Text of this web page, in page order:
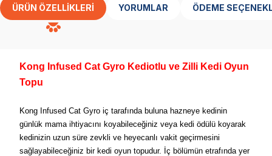
ÜRÜN ÖZELLIKLERI YORUMLAR ÖDEME
Kong Infused Cat Gyro Kediotlu ve Zilli Kedi Oyun
Topu
Kong Infused Cat Gyro iç tarafında buluna hazneye kedinin
günlük mama ihtiyacını koyabileceğiniz veya kedi ödülü koyarak
kedinizin uzun süre zevkli ve heyecanlı vakit geçirmesini
sağlayabileceğiniz bir kedi oyun topudur. İç bölümün etrafında yer